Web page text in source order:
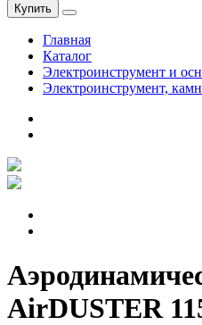
Купить
Главная
Каталог
Электроинструмент и
Электроинструмент,
AirDUSTER